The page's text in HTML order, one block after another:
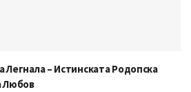
– Истинската Родопска
Любов